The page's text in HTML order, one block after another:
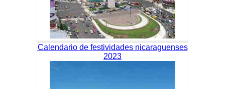
Calendario de festividades nicaraguenses
2023